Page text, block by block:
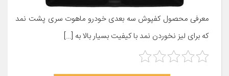
معرفی محصول کفپوش سه بعدی خودرو ماهوت سری پشت نمد
که برای لیز نخوردن نمد با کیفیت بسیار بالا به […]